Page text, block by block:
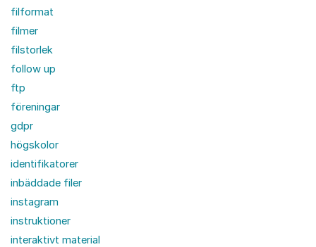
filformat
filmer
filstorlek
follow up
ftp
föreningar
gdpr
högskolor
identifikatorer
inbäddade filer
instagram
instruktioner
interaktivt material